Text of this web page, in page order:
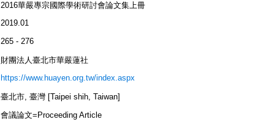
2016華嚴專宗國際學術研討會論文集上冊
2019.01
265 - 276
財團法人臺北市華嚴蓮社
https://www.huayen.org.tw/index.aspx
臺北市, 臺灣 [Taipei shih, Taiwan]
會議論文=Proceeding Article